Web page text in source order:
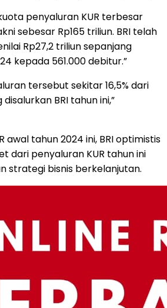
penyaluran KUR terbesar
sebesar Rp165 triliun. BRI telah
Rp27,2 triliun sepanjang
kepada 561.000 debitur.”
tersebut sekitar 16,5% dari
BRI tahun ini,”
awal tahun 2024 ini, BRI optimistis
dari penyaluran KUR tahun ini
strategi bisnis berkelanjutan.